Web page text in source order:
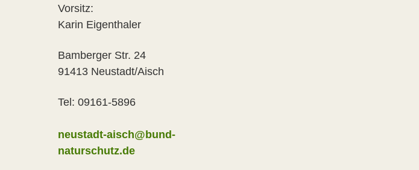
Vorsitz:
Karin Eigenthaler
Bamberger Str. 24
91413 Neustadt/Aisch
Tel: 09161-5896
neustadt-aisch@bund-
naturschutz.de